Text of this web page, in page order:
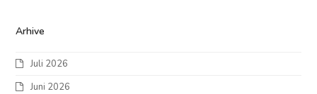
Arhive
Juli 2026
Juni 2026